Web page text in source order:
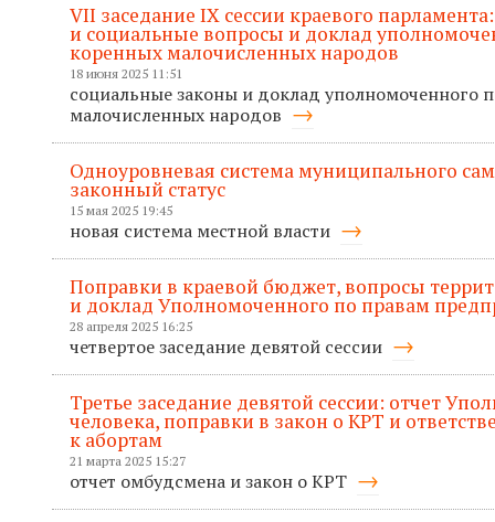
VII заседание IХ сессии краевого
и социальные вопросы и доклад
коренных малочисленных народов
18 июня 2025 11:51
социальные законы и доклад уполномоченного
малочисленных народов
Одноуровневая система муниципального
законный статус
15 мая 2025 19:45
новая система местной власти
Поправки в краевой бюджет, вопросы
и доклад Уполномоченного по правам
28 апреля 2025 16:25
четвертое заседание девятой сессии
Третье заседание девятой сессии: отчет
человека, поправки в закон о КРТ и
к абортам
21 марта 2025 15:27
отчет омбудсмена и закон о КРТ